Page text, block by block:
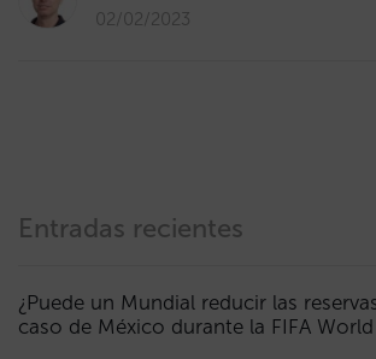
02/02/2023
Entradas recientes
¿Puede un Mundial reducir las
caso de México durante la FIFA